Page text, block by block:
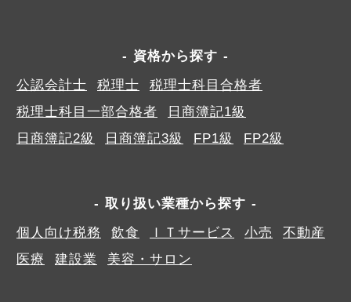
資格から探す
公認会計士
税理士
税理士科目合格者
税理士科目一部合格者
日商簿記1級
日商簿記2級
日商簿記3級 FP1級 FP2級
取り扱い業種から探す
個人向け税務
飲食 ＩＴサービス 小売
不動産
医療
建設業 美容・サロン